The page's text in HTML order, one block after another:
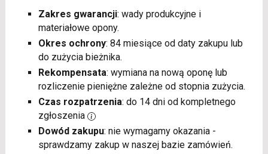
Zakres gwarancji: wady produkcyjne i
materiałowe opony.
Okres ochrony: 84 miesiące od daty zakupu lub
do zużycia bieżnika.
Rekompensata: wymiana na nową oponę lub
rozliczenie pieniężne zależne od stopnia zużycia.
Czas rozpatrzenia: do 14 dni od kompletnego
zgłoszenia
Dowód zakupu: nie wymagamy okazania -
sprawdzamy zakup w naszej bazie zamówień.